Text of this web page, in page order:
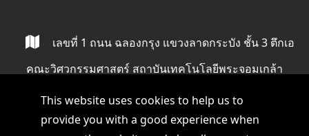
This website uses cookies to help us to
provide you with a good experience when
เลขที่ 1 ถนน ฉลองกรุง แขวงลาดกระบัง ชั้น 3 ตึกเอ
คณะวิศวกรรมศาสตร์ สถาบันเทคโนโลยีพระจอมเกล้า